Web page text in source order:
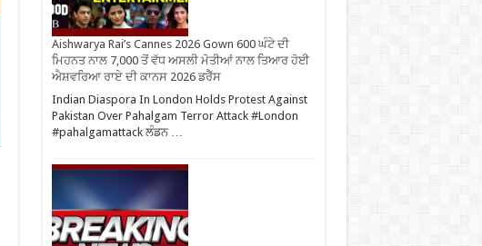
Aishwarya Rai’s Cannes 2026 Gown 600 ਘੰਟੇ ਦੀ
ਮਿਹਨਤ ਨਾਲ 7,000 ਤੋਂ ਵੱਧ ਅਸਲੀ ਮੋਤੀਆਂ ਨਾਲ ਤਿਆਰ ਹੋਈ
ਐਸ਼ਵਰਿਆ ਰਾਏ ਦੀ ਕਾਨਸ 2026 ਡਰੈੱਸ
Indian Diaspora In London Holds Protest Against
Pakistan Over Pahalgam Terror Attack #London
#pahalgamattack ਲੰਡਨ …